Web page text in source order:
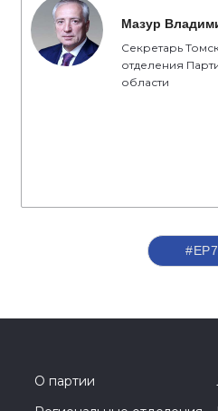
Мазур
Секретарь
отделения
области
О партии